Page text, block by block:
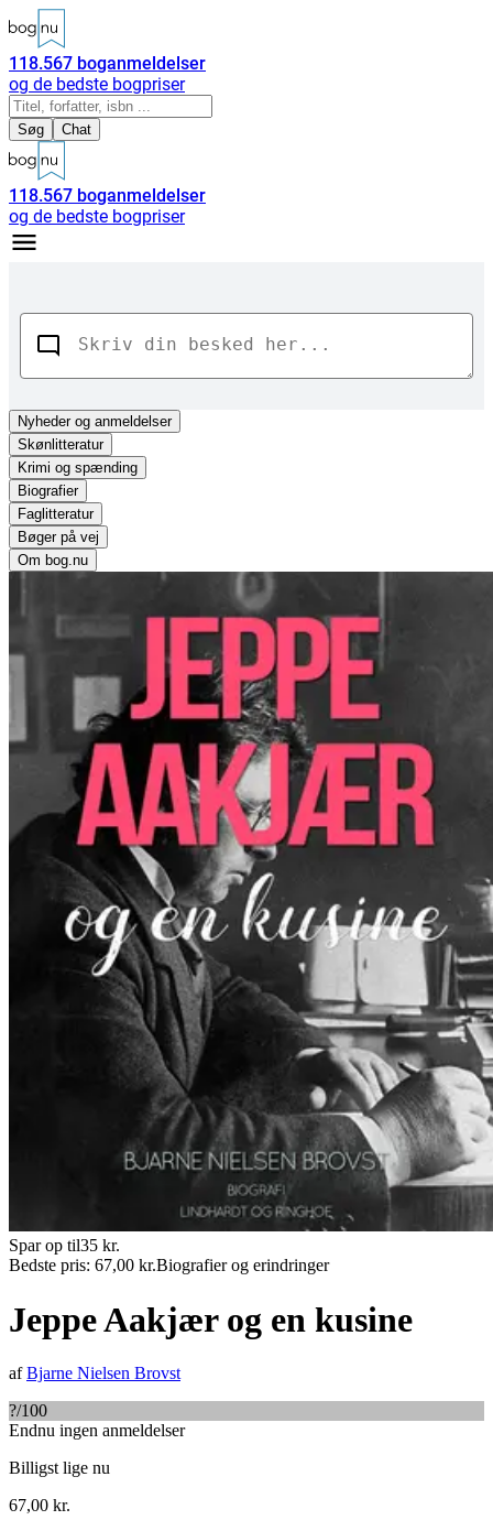
118.567 boganmeldelser
og de bedste bogpriser
Søg Chat
118.567 boganmeldelser
og de bedste bogpriser
Nyhederog anmeldelser
Skønlitteratur
Krimi og spænding
Biografier
Faglitteratur
Bøger på vej
Om bog.nu
Spar op til35 kr.
Bedste pris: 67,00 kr.Biografier og erindringer
Jeppe Aakjær og en kusine
afBjarne Nielsen Brovst
?/100
Endnu ingen anmeldelser
Billigst lige nu
67,00 kr.